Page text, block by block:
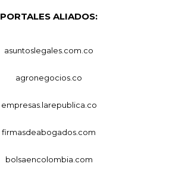
PORTALES ALIADOS:
asuntoslegales.com.co
agronegocios.co
empresas.larepublica.co
firmasdeabogados.com
bolsaencolombia.com